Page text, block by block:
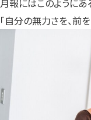
月報にはこのようにあ
「自分の無力さを、前